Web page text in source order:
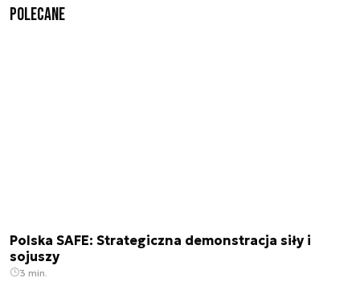
Polecane
Polska SAFE: Strategiczna demonstracja siły i
sojuszy
3 min.